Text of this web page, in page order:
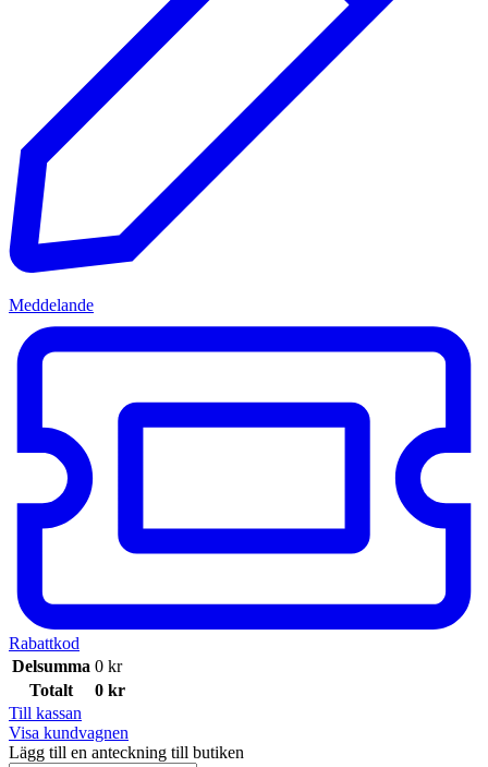
Meddelande
Rabattkod
Delsumma 0 kr
Totalt
0 kr
Till kassan
Visa kundvagnen
Lägg till en anteckning till butiken